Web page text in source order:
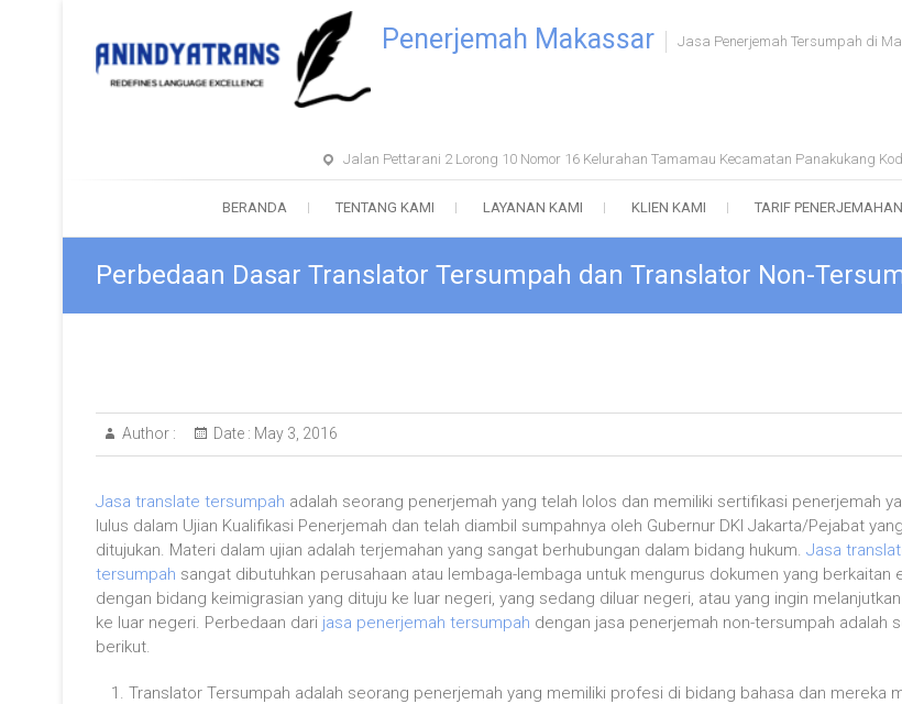
Penerjemah Makassar Jasa Penerjemah Tersumpah di
Jalan Pettarani 2 Lorong 10 Nomor 16 Kelurahan Tamamau Kecamatan Panakukang
BERANDA TENTANG KAMI LAYANAN KAMI KLIEN KAMI TARIF PENERJEMAHAN
Perbedaan Dasar Translator Tersumpah dan Translator Non-
Author : Date : May 3, 2016
Jasa translate tersumpah adalah seorang penerjemah yang telah lolos dan memiliki sertifikasi penerjemah
lulus dalam Ujian Kualifikasi Penerjemah dan telah diambil sumpahnya oleh Gubernur DKI Jakarta/Pejabat
ditujukan. Materi dalam ujian adalah terjemahan yang sangat berhubungan dalam bidang hukum. Jasa
tersumpah sangat dibutuhkan perusahaan atau lembaga-lembaga untuk mengurus dokumen yang berkaitan
dengan bidang keimigrasian yang dituju ke luar negeri, yang sedang diluar negeri, atau yang ingin
ke luar negeri. Perbedaan dari jasa penerjemah tersumpah dengan jasa penerjemah non-tersumpah adalah
berikut.
Translator Tersumpah adalah seorang penerjemah yang memiliki profesi di bidang bahasa dan mereka